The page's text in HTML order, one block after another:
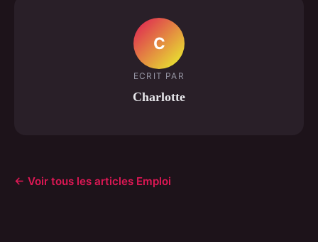
C
ECRIT PAR
Charlotte
← Voir tous les articles Emploi